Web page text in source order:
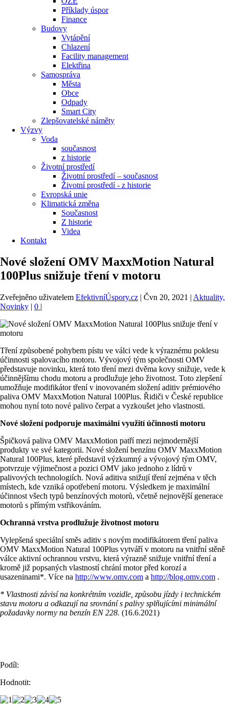
Příklady úspor
Finance
Budovy
Vytápění
Chlazení
Facility management
Elektřina
Samospráva
Města
Obce
Odpady
Smart City
Zlepšovatelské náměty
Výzvy
Voda
současnost
z historie
Životní prostředí
Životní prostředí – současnost
Životní prostředí ​- z historie
Evropská unie
Klimatická změna
Současnost
Z historie
Videa
Kontakt
Nové složení OMV MaxxMotion Natural
100Plus snižuje tření v motoru
Zveřejněno uživatelem EfektivníÚspory.cz | Čvn 20, 2021 | Aktuality,
Novinky | 0 |
Tření způsobené pohybem pístu ve válci vede k výraznému poklesu
účinnosti spalovacího motoru. Vývojový tým společnosti OMV
představuje novinku, která toto tření mezi dvěma kovy snižuje, vede k
účinnějšímu chodu motoru a prodlužuje jeho životnost. Toto zlepšení
umožňuje modifikátor tření v inovovaném složení aditiv prémiového
paliva OMV MaxxMotion Natural 100Plus. Řidiči v České republice
mohou nyní toto nové palivo čerpat a vyzkoušet jeho vlastnosti.
Nové složení podporuje maximální využití účinnosti motoru
Špičková paliva OMV MaxxMotion patří mezi nejmodernější
produkty ve své kategorii. Nové složení benzínu OMV MaxxMotion
Natural 100Plus, které představil výzkumný a vývojový tým OMV,
potvrzuje výjimečnost a pozici OMV jako jednoho z lídrů v
palivových technologiích. Nová aditiva snižují tření zejména v těch
místech, kde vzniká opotřebení motoru. Výsledkem je maximální
účinnost všech typů benzínových motorů, včetně nejnovější generace
motorů s přímým vstřikováním.
Ochranná vrstva prodlužuje životnost motoru
Vylepšená speciální směs aditiv s novým modifikátorem tření paliva
OMV MaxxMotion Natural 100Plus vytváří v motoru na vnitřní stěně
válce aktivní ochrannou vrstvu, která výrazně snižuje vnitřní tření a
kromě již popsaných vlastností chrání motor před korozí a
usazeninami*. Více na http://www.omv.com a http://blog.omv.com .
* Vlastnosti závisí na konkrétním vozidle, způsobu jízdy i technickém
stavu motoru a odkazují na srovnání s palivy splňujícími minimální
požadavky normy na benzín EN 228. (16.6.2021)
Podíl:
Hodnotit: